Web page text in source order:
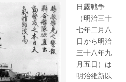
日露戦争
（明治三十
七年二月八
日から明治
三十八年九
月五日）は
明治維新以